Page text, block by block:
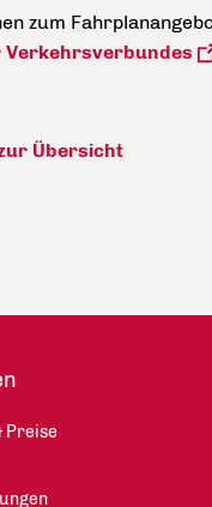
zum
Übersicht
Preise